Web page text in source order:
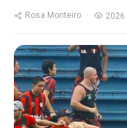
Rosa Monteiro
https://
content/uploads/
violencia-